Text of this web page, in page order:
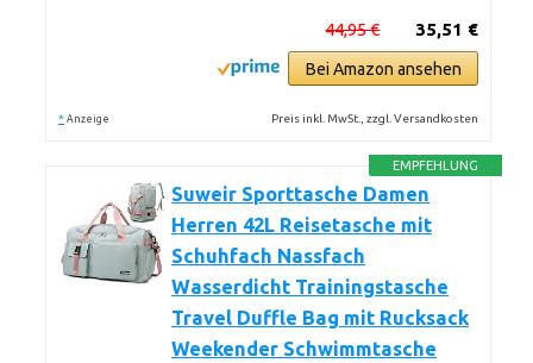
35,51 €
44,95 €
Bei Amazon ansehen
* Anzeige Preis inkl. MwSt., zzgl. Versandkosten
EMPFEHLUNG
Suweir Sporttasche Damen
Herren 42L Reisetasche mit
Schuhfach Nassfach
Wasserdicht Trainingstasche
Travel Duffle Bag mit Rucksack
Weekender Schwimmtasche